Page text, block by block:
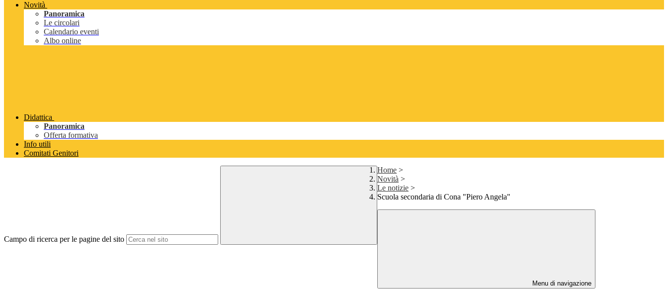
Novità
Panoramica
Le circolari
Calendario eventi
Albo online
Didattica
Panoramica
Offerta formativa
Info utili
Comitati Genitori
Campo di ricerca per le pagine del sito
Home >
Novità >
Le notizie >
Scuola secondaria di Cona "Piero Angela"
Menu di navigazione